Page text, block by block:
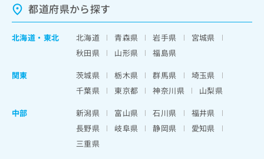
都道府県から探す
北海道 ・ 東北 北海道 青森県 岩手県
宮城県
秋田県
山形県
福島県
関東
茨城県 栃木県 群馬県
埼玉県
千葉県
東京都 神奈川県
山梨県
中部
新潟県 富山県 石川県
福井県
長野県
岐阜県 静岡県
愛知県
三重県